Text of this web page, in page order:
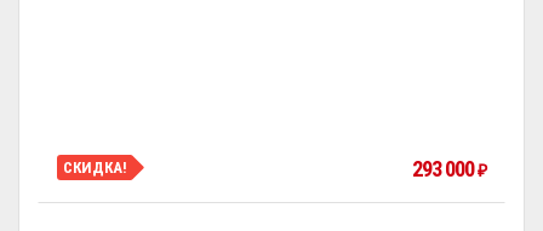
СКИДКА! 293 000₽